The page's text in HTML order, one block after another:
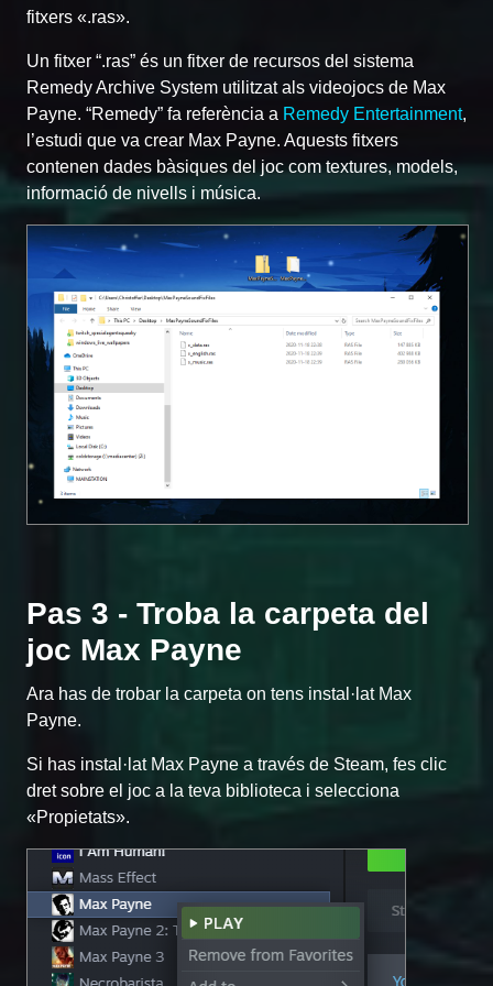
fitxers «.ras».
Un fitxer “.ras” és un fitxer de recursos del sistema
Remedy Archive System utilitzat als videojocs de Max
Payne. “Remedy” fa referència a Remedy Entertainment,
l’estudi que va crear Max Payne. Aquests fitxers
contenen dades bàsiques del joc com textures, models,
informació de nivells i música.
Pas 3 - Troba la carpeta del
joc Max Payne
Ara has de trobar la carpeta on tens instal·lat Max
Payne.
Si has instal·lat Max Payne a través de Steam, fes clic
dret sobre el joc a la teva biblioteca i selecciona
«Propietats».